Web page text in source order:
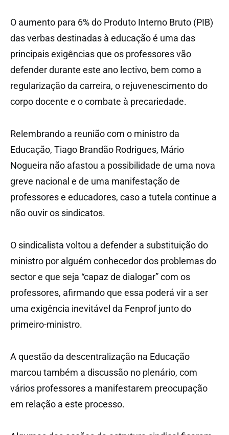
O aumento para 6% do Produto Interno Bruto (PIB)
das verbas destinadas à educação é uma das
principais exigências que os professores vão
defender durante este ano lectivo, bem como a
regularização da carreira, o rejuvenescimento do
corpo docente e o combate à precariedade.
Relembrando a reunião com o ministro da
Educação, Tiago Brandão Rodrigues, Mário
Nogueira não afastou a possibilidade de uma nova
greve nacional e de uma manifestação de
professores e educadores, caso a tutela continue a
não ouvir os sindicatos.
O sindicalista voltou a defender a substituição do
ministro por alguém conhecedor dos problemas do
sector e que seja “capaz de dialogar” com os
professores, afirmando que essa poderá vir a ser
uma exigência inevitável da Fenprof junto do
primeiro-ministro.
A questão da descentralização na Educação
marcou também a discussão no plenário, com
vários professores a manifestarem preocupação
em relação a este processo.